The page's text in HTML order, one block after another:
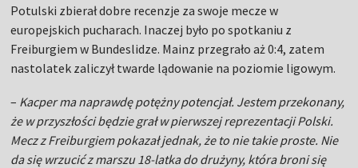
Potulski zbierał dobre recenzje za swoje mecze w
europejskich pucharach. Inaczej było po spotkaniu z
Freiburgiem w Bundeslidze. Mainz przegrało aż 0:4, zatem
nastolatek zaliczył twarde lądowanie na poziomie ligowym.
– Kacper ma naprawdę potężny potencjał. Jestem przekonany,
że w przyszłości będzie grał w pierwszej reprezentacji Polski.
Mecz z Freiburgiem pokazał jednak, że to nie takie proste. Nie
da się wrzucić z marszu 18-latka do drużyny, która broni się